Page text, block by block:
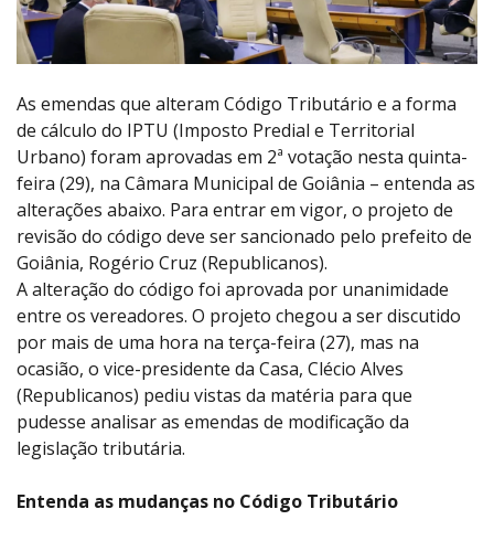
As emendas que alteram Código Tributário e a forma
de cálculo do IPTU (Imposto Predial e Territorial
Urbano) foram aprovadas em 2ª votação nesta quinta-
feira (29), na Câmara Municipal de Goiânia – entenda as
alterações abaixo. Para entrar em vigor, o projeto de
revisão do código deve ser sancionado pelo prefeito de
Goiânia, Rogério Cruz (Republicanos).
A alteração do código foi aprovada por unanimidade
entre os vereadores. O projeto chegou a ser discutido
por mais de uma hora na terça-feira (27), mas na
ocasião, o vice-presidente da Casa, Clécio Alves
(Republicanos) pediu vistas da matéria para que
pudesse analisar as emendas de modificação da
legislação tributária.
Entenda as mudanças no Código Tributário